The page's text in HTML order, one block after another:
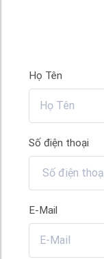
Họ Tên
Số điện thoại
E-Mail